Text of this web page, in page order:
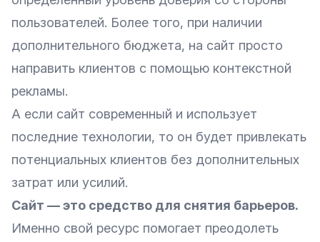
пользователей. Более того, при наличии
дополнительного бюджета, на сайт просто
направить клиентов с помощью контекстной
рекламы.
А если сайт современный и использует
последние технологии, то он будет привлекать
потенциальных клиентов без дополнительных
затрат или усилий.
Сайт — это средство для снятия барьеров.
Именно свой ресурс помогает преодолеть